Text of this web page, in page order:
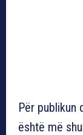
Për publikun
është më